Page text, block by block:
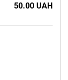
50.00 UAH